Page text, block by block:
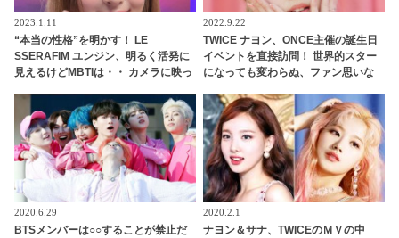
2023.1.11
“本当の性格”を明かす！ LE
SSERAFIM ユンジン、明るく活発に
見えるけどMBTIは・・ カメラに映っ
2022.9.22
TWICE ナヨン、ONCE主催の誕生日
イベントを直接訪問！ 世界的スター
になっても変わらぬ、ファン思いな
2020.6.29
BTSメンバーは○○することが禁止だ
2020.2.1
ナヨン＆サナ、TWICEのＭＶの中